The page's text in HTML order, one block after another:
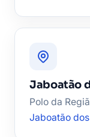
Jaboatão
Polo da
Jaboatão